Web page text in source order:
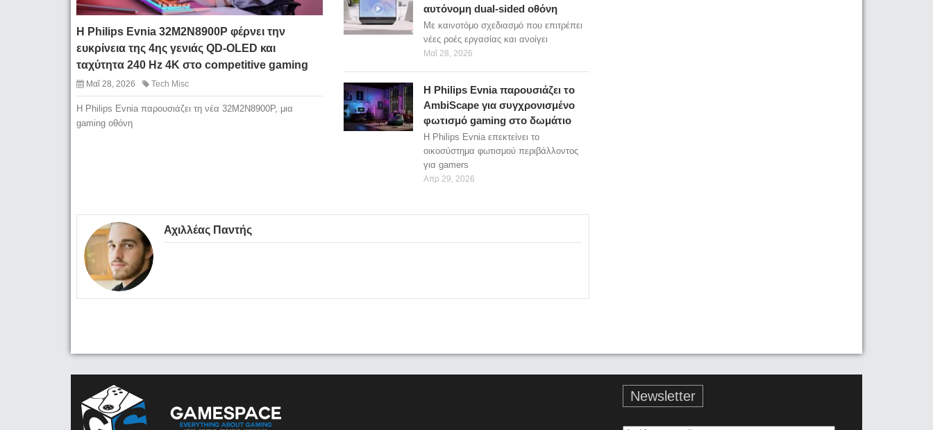
Η Philips Evnia 32M2N8900P φέρνει την
ευκρίνεια της 4ης γενιάς QD-OLED και
ταχύτητα 240 Hz 4K στο competitive gaming
Μαΐ 28, 2026 Tech Misc
Η Philips Evnia παρουσιάζει τη νέα 32M2N8900P, μια
gaming οθόνη
αυτόνομη dual-sided οθόνη
Με καινοτόμο σχεδιασμό που επιτρέπει
νέες ροές εργασίας και ανοίγει
Μαΐ 28, 2026
Η Philips Evnia παρουσιάζει το
AmbiScape για συγχρονισμένο
φωτισμό gaming στο δωμάτιο
Η Philips Evnia επεκτείνει το
οικοσύστημα φωτισμού περιβάλλοντος
για gamers
Απρ 29, 2026
Αχιλλέας Παντής
Newsletter